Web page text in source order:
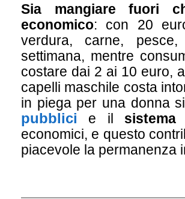
Sia mangiare fuori
economico: con 20
verdura, carne,
settimana, mentre
costare dai 2 ai 10 euro,
capelli maschile costa
in piega per una donna
pubblici e il sistema
economici, e questo
piacevole la permanenza